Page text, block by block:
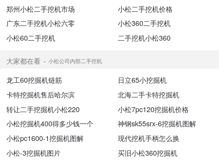
郑州小松二手挖机市场
小松二手挖机价格
广东二手挖机小松六零
小松360二手挖机
小松60二手挖机
二手挖机小松360
大家都在看 小松公司内部二手挖机
龙工60挖掘机链筋
日立65小挖掘机
卡特挖掘机售后哈尔滨
北海二手卡特挖掘机
转让二手挖掘机小松220
小松7pc120挖掘机价格
小松挖掘机400得多少钱一个
神钢sk55srx-6挖掘机图解
小松pc1600-1挖掘机图解
现代挖机手柄怎么换
小松-3挖掘机图片
买旧小松360挖掘机